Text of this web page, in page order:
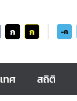
ก ก -ก
ทศ สถิติ